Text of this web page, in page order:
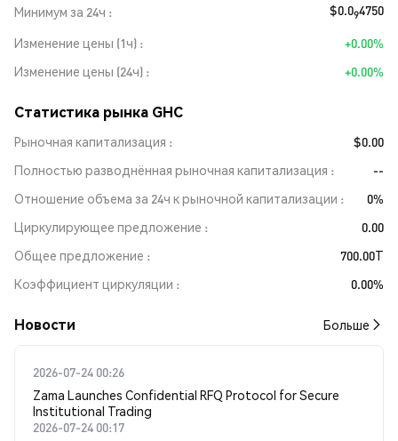
Минимум за 24ч $0.094750
Изменение цены (1ч)
+0.00%
Изменение цены (24ч)
+0.00%
Статистика рынка GHC
Рыночная капитализация
$0.00
Полностью разводнённая рыночная капитализация
--
Отношение объема за 24ч к рыночной капитализации
0%
Циркулирующее предложение
0.00
Общее предложение
700.00T
Коэффициент циркуляции
0.00%
Новости Больше
2026-07-24 00:26
Zama Launches Confidential RFQ Protocol for Secure
Institutional Trading
2026-07-24 00:17